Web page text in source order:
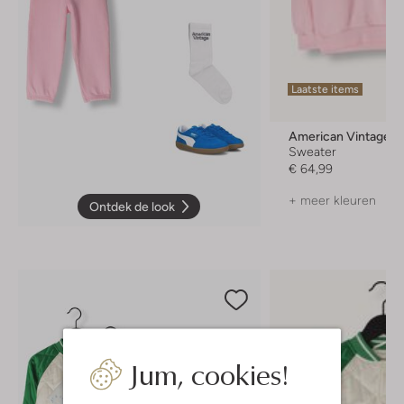
Jum, cookies!
Ontdek de look
Laatste items
American Vintage
Sweater
€ 64,99
+ meer kleuren